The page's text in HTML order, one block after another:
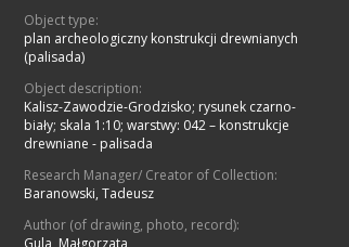
Object type:
plan archeologiczny konstrukcji drewnianych
(palisada)
Object description:
Kalisz-Zawodzie-Grodzisko; rysunek czarno-
biały; skala 1:10; warstwy: 042 – konstrukcje
drewniane - palisada
Research Manager/ Creator of Collection:
Baranowski, Tadeusz
Author (of drawing, photo, record):